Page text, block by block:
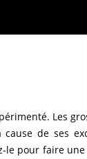
Les
de ses
le pour faire